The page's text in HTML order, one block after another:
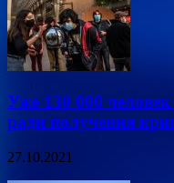
Уже 130 000
ради получения
27.10.2021